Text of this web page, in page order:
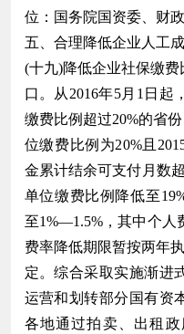
位：国务院国资委、财
五、合理降低企业人工
(十九)降低企业社保缴
口。从2016年5月1日起
缴费比例超过20%的省
位缴费比例为20%且
金累计结余可支付月数
单位缴费比例降低至
至1%—1.5%，其中个人
费率降低期限暂按两年
定。综合采取实施渐进
运营和划转部分国有资
各地通过拍卖、出租